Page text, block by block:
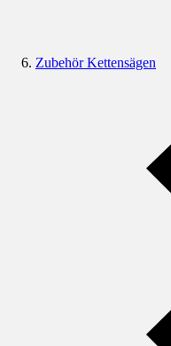
Zubehör Kettensägen